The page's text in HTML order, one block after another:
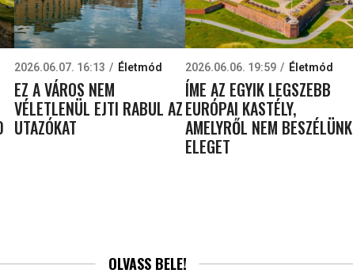
2026.06.07. 16:13 Életmód
EZ A VÁROS NEM
VÉLETLENÜL EJTI RABUL AZ
UTAZÓKAT
2026.06.06. 19:59 Életmód
ÍME AZ EGYIK LEGSZEBB
EURÓPAI KASTÉLY,
AMELYRŐL NEM BESZÉLÜNK
ELEGET
OLVASS BELE!